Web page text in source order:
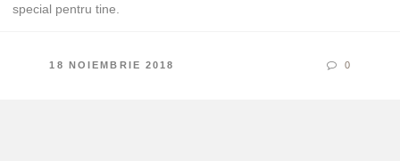
special pentru tine.
18 NOIEMBRIE 2018 0